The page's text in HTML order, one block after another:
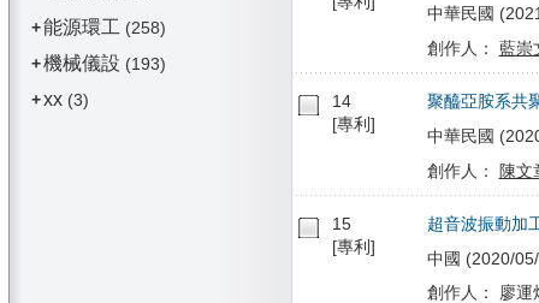
+能源環工 (258)
+機械儀設 (193)
+xx(3)
中華民國
創作人： 藍崇
14
[專利]
聚醯亞胺系共
中華民國
創作人：
陳文
15
[專利]
超音波振動加
中國 (2020/
創作人： 廖運